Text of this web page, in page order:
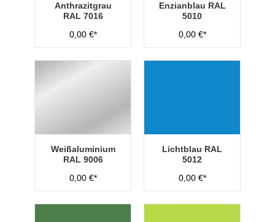
Anthrazitgrau
RAL 7016
0,00 €*
Enzianblau RAL
5010
0,00 €*
Weißaluminium
RAL 9006
0,00 €*
Lichtblau RAL
5012
0,00 €*